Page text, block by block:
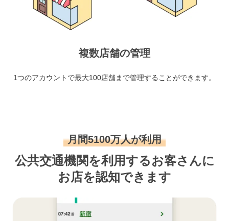
複数店舗の管理
1つのアカウントで最大100店舗まで管理することができます。
月間5100万人が利用
公共交通機関を利用するお客さんに
お店を認知できます